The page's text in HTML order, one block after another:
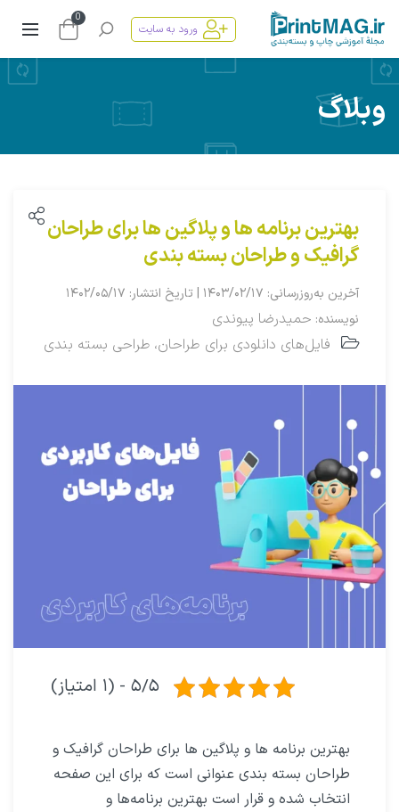
ورود به سایت
0
وبلاگ
بهترین برنامه ها و پلاگین ها برای طراحان
گرافیک و طراحان بسته بندی
آخرین به‌روزرسانی: ۱۴۰۳/۰۲/۱۷ | تاریخ انتشار: ۱۴۰۲/۰۵/۱۷
نویسنده: حمیدرضا پیوندی
فایل‌های دانلودی برای طراحان، طراحی بسته بندی
۵/۵ - (۱ امتیاز)
بهترین برنامه ها و پلاگین ها برای طراحان گرافیک و
طراحان بسته بندی عنوانی است که برای این صفحه
انتخاب شده و قرار است بهترین برنامه‌ها و